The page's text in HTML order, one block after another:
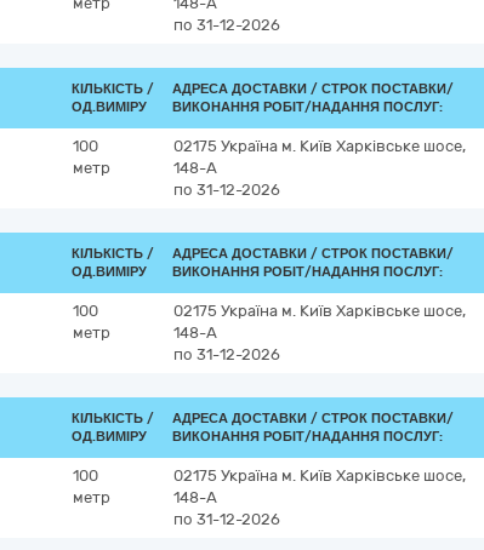
по 31-12-2026
КІЛЬКІСТЬ /
ОД.ВИМІРУ
АДРЕСА ДОСТАВКИ / СТРОК ПОСТАВКИ/
ВИКОНАННЯ РОБІТ/НАДАННЯ ПОСЛУГ:
100
метр
02175 Україна м. Київ Харківське шосе,
148-А
по 31-12-2026
КІЛЬКІСТЬ /
ОД.ВИМІРУ
АДРЕСА ДОСТАВКИ / СТРОК ПОСТАВКИ/
ВИКОНАННЯ РОБІТ/НАДАННЯ ПОСЛУГ:
100
метр
02175 Україна м. Київ Харківське шосе,
148-А
по 31-12-2026
КІЛЬКІСТЬ /
ОД.ВИМІРУ
АДРЕСА ДОСТАВКИ / СТРОК ПОСТАВКИ/
ВИКОНАННЯ РОБІТ/НАДАННЯ ПОСЛУГ:
100
метр
02175 Україна м. Київ Харківське шосе,
148-А
по 31-12-2026